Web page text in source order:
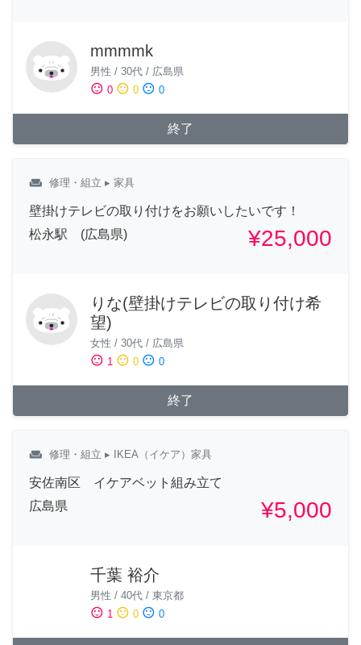
mmmmk
男性 / 30代 / 広島県
sentiment_satisfied 0 sentiment_neutral 0 sentiment_dissatisfied 0
終了
weekend 修理・組立 ▸ 家具
壁掛けテレビの取り付けをお願いしたいです！
松永駅 (広島県)
¥25,000
りな(壁掛けテレビの取り付け希
望)
女性 / 30代 / 広島県
sentiment_satisfied 1 sentiment_neutral 0 sentiment_dissatisfied 0
終了
weekend 修理・組立 ▸ IKEA（イケア）家具
安佐南区 イケアベット組み立て
広島県
¥5,000
千葉 裕介
男性 / 40代 / 東京都
sentiment_satisfied 1 sentiment_neutral 0 sentiment_dissatisfied 0